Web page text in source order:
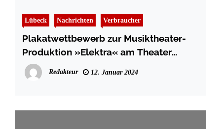
Lübeck Nachrichten Verbraucher
Plakatwettbewerb zur Musiktheater-
Produktion »Elektra« am Theater
Lübeck
Redakteur 12. Januar 2024